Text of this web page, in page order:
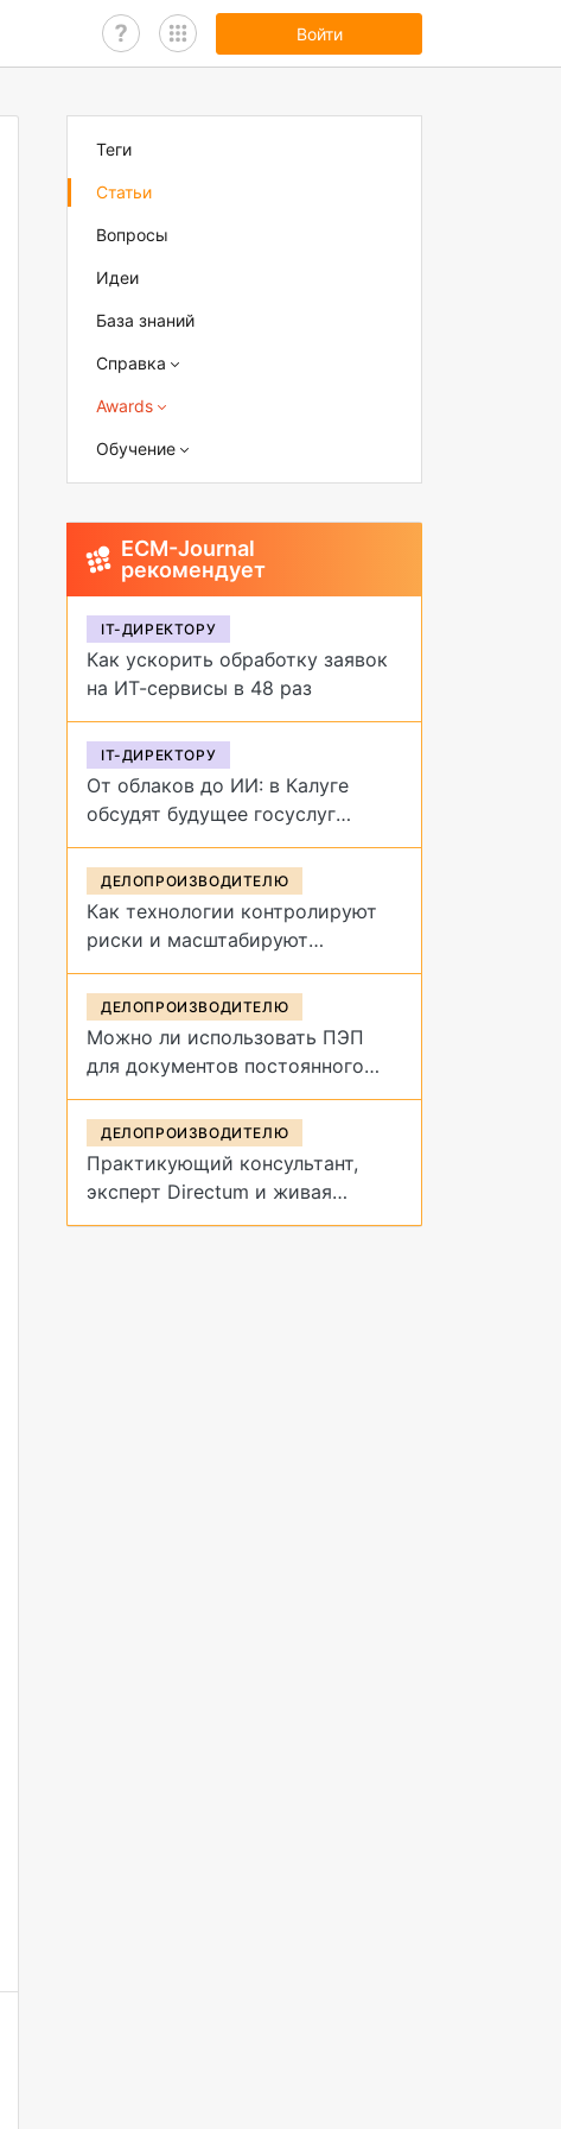
Войти
Теги
Статьи
Вопросы
Идеи
База знаний
Справка
Awards
Обучение
ECM-Journal
рекомендует
IT-ДИРЕКТОРУ
Как ускорить обработку заявок
на ИТ-сервисы в 48 раз
IT-ДИРЕКТОРУ
От облаков до ИИ: в Калуге
обсудят будущее госуслуг
на форуме «Цифровая
эволюция»
ДЕЛОПРОИЗВОДИТЕЛЮ
Как технологии контролируют
риски и масштабируют
управление договорами
ДЕЛОПРОИЗВОДИТЕЛЮ
Можно ли использовать ПЭП
для документов постоянного
срока хранения?
ДЕЛОПРОИЗВОДИТЕЛЮ
Практикующий консультант,
эксперт Directum и живая
демонстрация архивных